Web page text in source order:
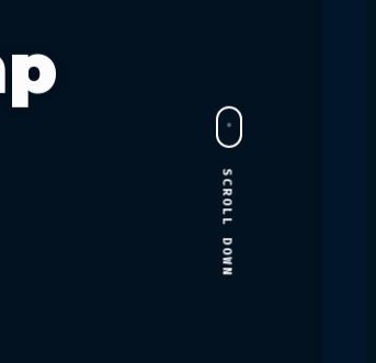
SCROLL DOWN